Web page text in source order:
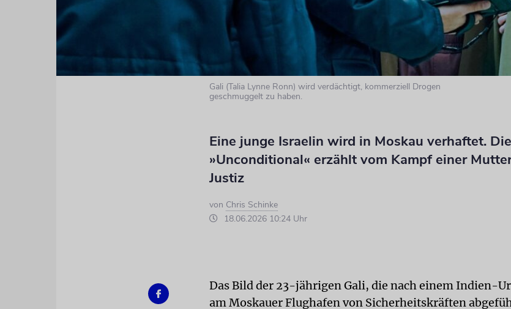
Gali (Talia Lynne Ronn) wird verdächtigt, kommerziell Drogen
geschmuggelt zu haben.
Eine junge Israelin wird in Moskau verhaftet.
»Unconditional« erzählt vom Kampf einer
Justiz
von Chris Schinke
18.06.2026 10:24 Uhr
Das Bild der 23-jährigen Gali, die nach einem Indien-
am Moskauer Flughafen von Sicherheitskräften